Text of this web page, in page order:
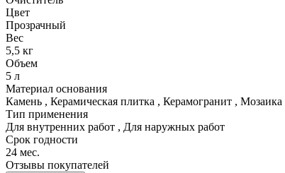
Цвет
Прозрачный
Вес
5,5 кг
Объем
5 л
Материал основания
Камень , Керамическая плитка , Керамогранит , Мозаика
Тип применения
Для внутренних работ , Для наружных работ
Срок годности
24 мес.
Отзывы покупателей